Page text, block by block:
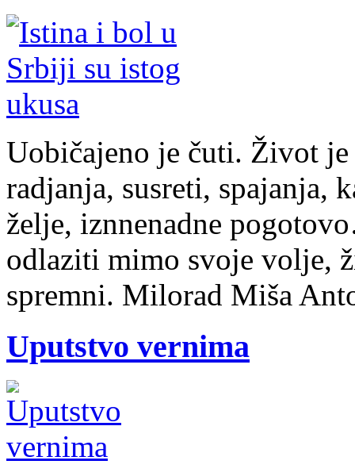
Uobičajeno je čuti. Život
radjanja, susreti, spajanja,
želje, iznnenadne
odlaziti mimo svoje volje,
spremni. Milorad Miša
Uputstvo vernima